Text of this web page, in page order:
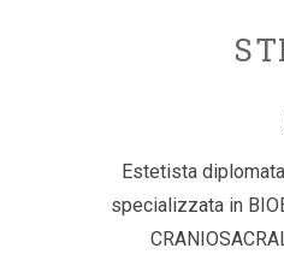
Estetista
specializzata in